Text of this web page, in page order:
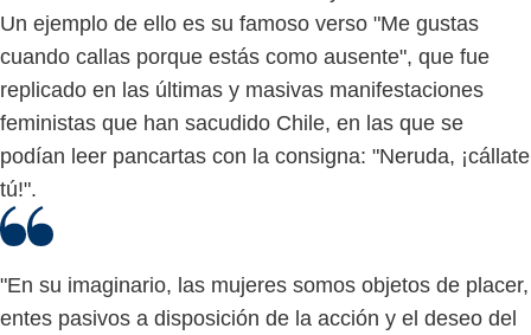
Un ejemplo de ello es su famoso verso "Me gustas
cuando callas porque estás como ausente", que fue
replicado en las últimas y masivas manifestaciones
feministas que han sacudido Chile, en las que se
podían leer pancartas con la consigna: "Neruda, ¡cállate
tú!".
"En su imaginario, las mujeres somos objetos de placer,
entes pasivos a disposición de la acción y el deseo del